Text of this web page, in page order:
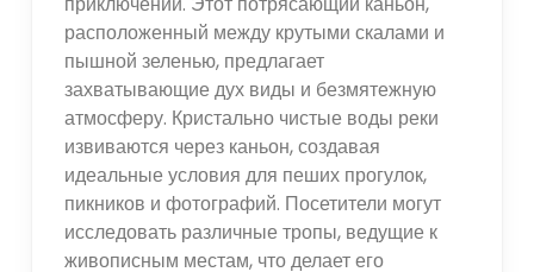
расположенный между крутыми скалами и
пышной зеленью, предлагает
захватывающие дух виды и безмятежную
атмосферу. Кристально чистые воды реки
извиваются через каньон, создавая
идеальные условия для пеших прогулок,
пикников и фотографий. Посетители могут
исследовать различные тропы, ведущие к
живописным местам, что делает его